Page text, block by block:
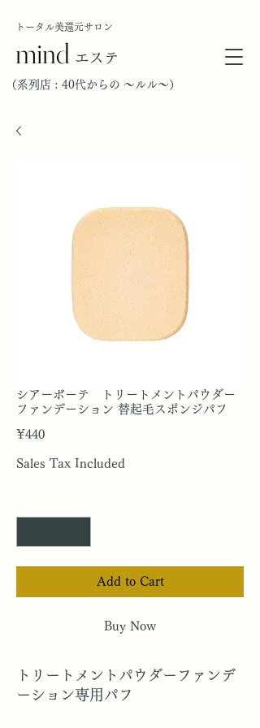
トータル美還元サロン
mind エステ
（​系列店 : 40代からの ～ルル～）
シアーボーテ トリートメントパウダー
ファンデーション 替起毛スポンジパフ
¥440Price
Sales Tax Included
Add to Cart
Buy Now
トリートメントパウダーファンデ
ーション専用パフ